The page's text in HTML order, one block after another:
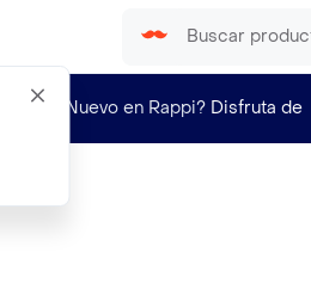
¿Nuevo en Rappi? Disfruta de